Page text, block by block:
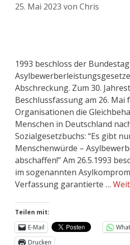
25. Mai 2023 von Chris
1993 beschloss der
Abschreckung. Zum 30.
Beschlussfassung am 26. Mai
Organisationen die
Menschen in Deutschland
Sozialgesetzbuchs: “Es gibt
Menschenwürde –
abschaffen!” Am 26.5.1993
im sogenannten
Verfassung garantierte …
Teilen mit:
E-Mail
Drucken